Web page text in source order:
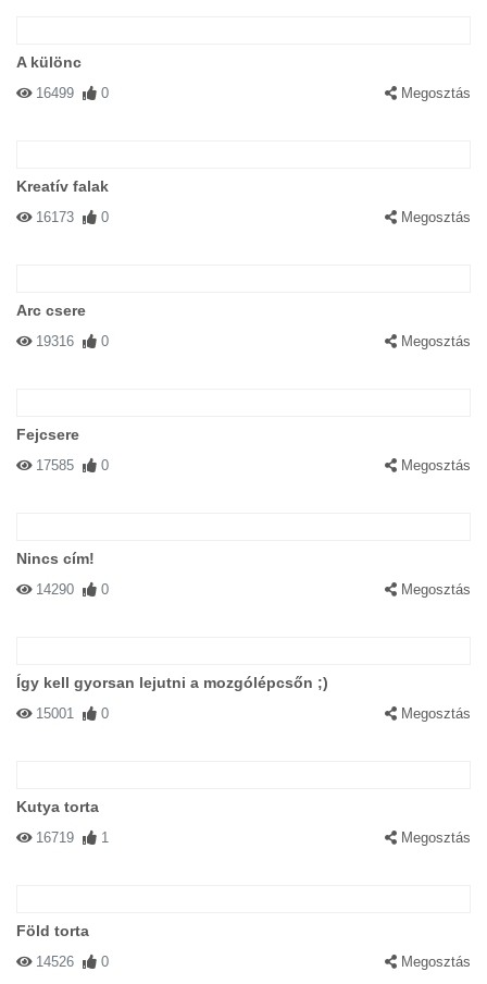
A különc
16499 0 Megosztás
Kreatív falak
16173 0 Megosztás
Arc csere
19316 0 Megosztás
Fejcsere
17585 0 Megosztás
Nincs cím!
14290 0 Megosztás
Így kell gyorsan lejutni a mozgólépcsőn ;)
15001 0 Megosztás
Kutya torta
16719 1 Megosztás
Föld torta
14526 0 Megosztás